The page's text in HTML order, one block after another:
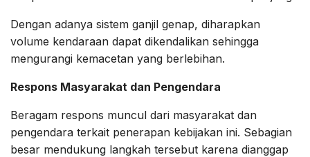
Dengan adanya sistem ganjil genap, diharapkan
volume kendaraan dapat dikendalikan sehingga
mengurangi kemacetan yang berlebihan.
Respons Masyarakat dan Pengendara
Beragam respons muncul dari masyarakat dan
pengendara terkait penerapan kebijakan ini. Sebagian
besar mendukung langkah tersebut karena dianggap